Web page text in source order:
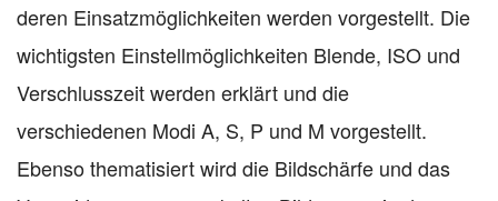
deren Einsatzmöglichkeiten werden vorgestellt. Die
wichtigsten Einstellmöglichkeiten Blende, ISO und
Verschlusszeit werden erklärt und die
verschiedenen Modi A, S, P und M vorgestellt.
Ebenso thematisiert wird die Bildschärfe und das